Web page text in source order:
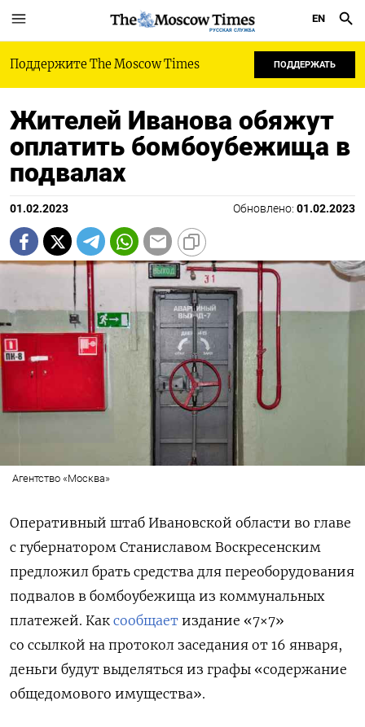
РУССКАЯ СЛУЖБА
EN
Поддержите The Moscow Times ПОДДЕРЖАТЬ
Жителей Иванова обяжут
оплатить бомбоубежища в
подвалах
01.02.2023 Обновлено: 01.02.2023
Агентство «Москва»
Оперативный штаб Ивановской области во главе
с губернатором Станиславом Воскресенским
предложил брать средства для переоборудования
подвалов в бомбоубежища из коммунальных
платежей. Как сообщает издание «7×7»
со ссылкой на протокол заседания от 16 января,
деньги будут выделяться из графы «содержание
общедомового имущества».